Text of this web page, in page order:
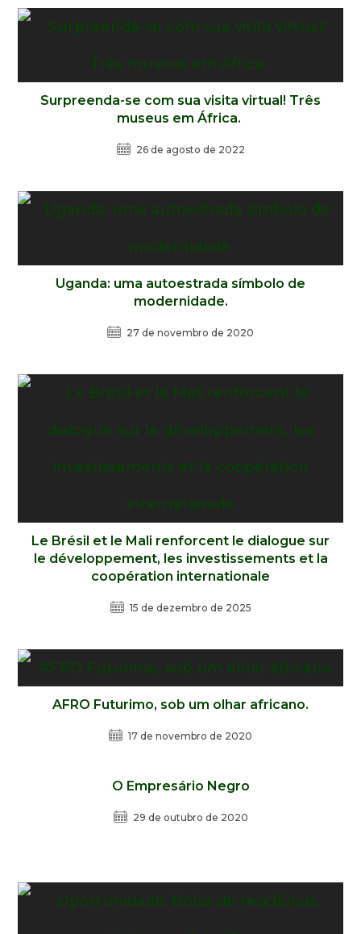
Surpreenda-se com sua visita virtual! Três
museus em África.
26 de agosto de 2022
Uganda: uma autoestrada símbolo de
modernidade.
27 de novembro de 2020
Le Brésil et le Mali renforcent le dialogue sur
le développement, les investissements et la
coopération internationale
15 de dezembro de 2025
AFRO Futurimo, sob um olhar africano.
17 de novembro de 2020
O Empresário Negro
29 de outubro de 2020